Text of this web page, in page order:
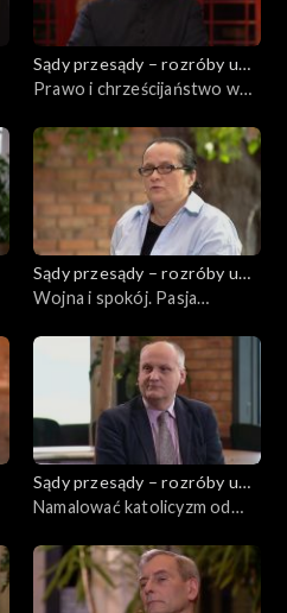
Sądy przesądy – rozróby u
Kuby
Prawo i chrześcijaństwo w
Sądy przesądy – rozróby u
Kuby
Wojna i spokój. Pasja
Sądy przesądy – rozróby u
Kuby
Namalować katolicyzm od